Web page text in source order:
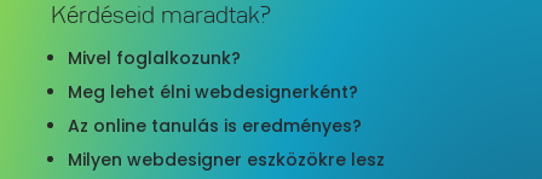
Kérdéseid maradtak?
Mivel foglalkozunk?
Meg lehet élni webdesignerként?
Az online tanulás is eredményes?
Milyen webdesigner eszközökre lesz